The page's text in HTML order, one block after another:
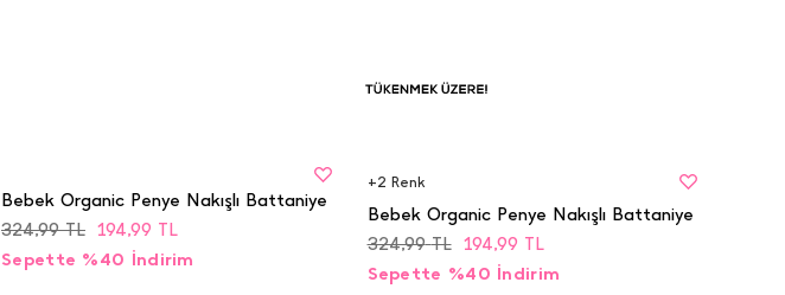
Sepette %40 İndirim
194,99 TL
324,99 TL
Bebek Organic Penye Nakışlı Battaniye
Sepette %40 İndirim
194,99 TL
324,99 TL
+2 Renk
Bebek Organic Penye Nakışlı Battaniye